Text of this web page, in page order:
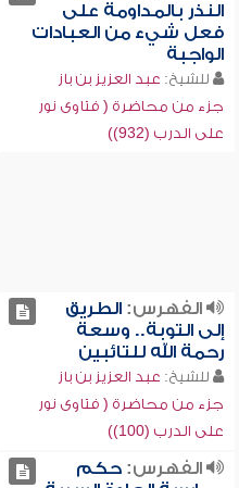
النذر بالمداومة على
فعل شيء من العبادات
الواجبة
للشيخ: عبد العزيز بن باز
جزء من محاضرة ( فتاوى نور
على الدرب (932))
الفهرس:الطريق
إلى التوبة.. وسعة
رحمة الله للتائبين
للشيخ: عبد العزيز بن باز
جزء من محاضرة ( فتاوى نور
على الدرب (100))
الفهرس:حكم